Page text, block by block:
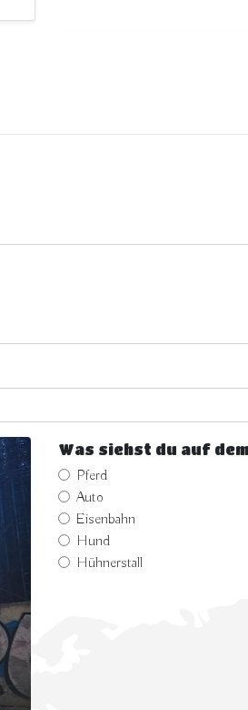
Was siehst du auf
Pferd
Auto
Eisenbahn
Hund
Hühnerstall